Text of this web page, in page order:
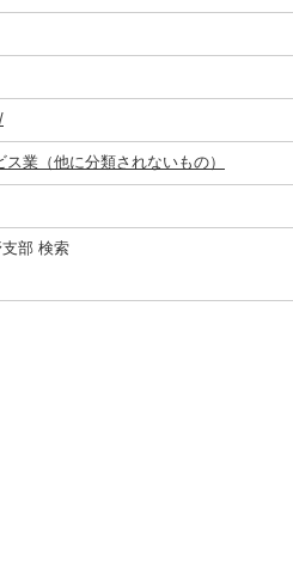
ス業（他に分類されないもの）
部 検索